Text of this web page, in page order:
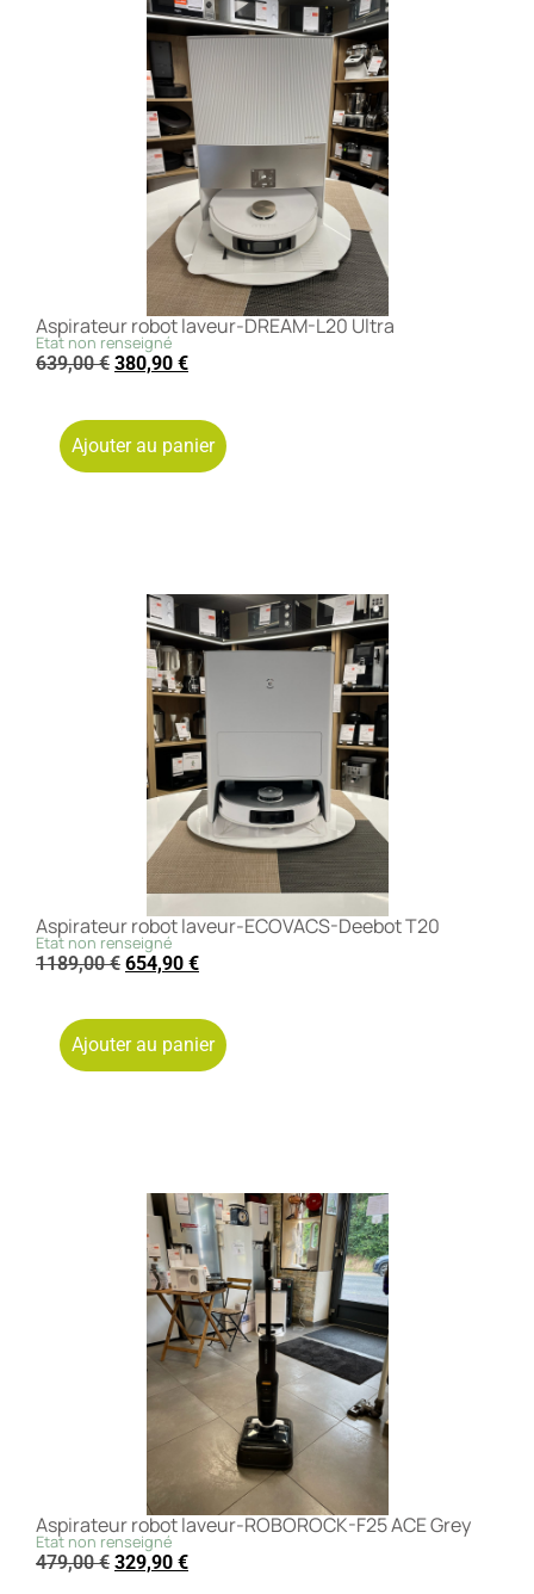
Aspirateur robot laveur-DREAM-L20 Ultra
Etat non renseigné
639,00€ 380,90 €
Ajouter au panier
Aspirateur robot laveur-ECOVACS-Deebot T20
Etat non renseigné
1189,00€ 654,90 €
Ajouter au panier
Aspirateur robot laveur-ROBOROCK-F25 ACE Grey
Etat non renseigné
479,00€ 329,90 €